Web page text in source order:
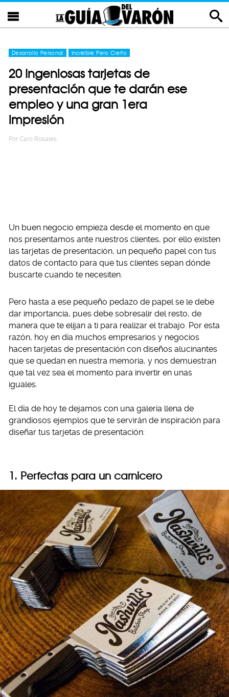
Desarrollo Personal Increíble Pero Cierto
20 Ingeniosas tarjetas de
presentación que te darán ese
empleo y una gran 1era
impresión
Por Caro Rosales
Un buen negocio empieza desde el momento en que
nos presentamos ante nuestros clientes, por ello existen
las tarjetas de presentación, un pequeño papel con tus
datos de contacto para que tus clientes sepan dónde
buscarte cuando te necesiten.
Pero hasta a ese pequeño pedazo de papel se le debe
dar importancia, pues debe sobresalir del resto, de
manera que te elijan a ti para realizar el trabajo. Por esta
razón, hoy en día muchos empresarios y negocios
hacen tarjetas de presentación con diseños alucinantes
que se quedan en nuestra memoria, y nos demuestran
que tal vez sea el momento para invertir en unas
iguales.
El día de hoy te dejamos con una galería llena de
grandiosos ejemplos que te servirán de inspiración para
diseñar tus tarjetas de presentación:
1. Perfectas para un carnicero